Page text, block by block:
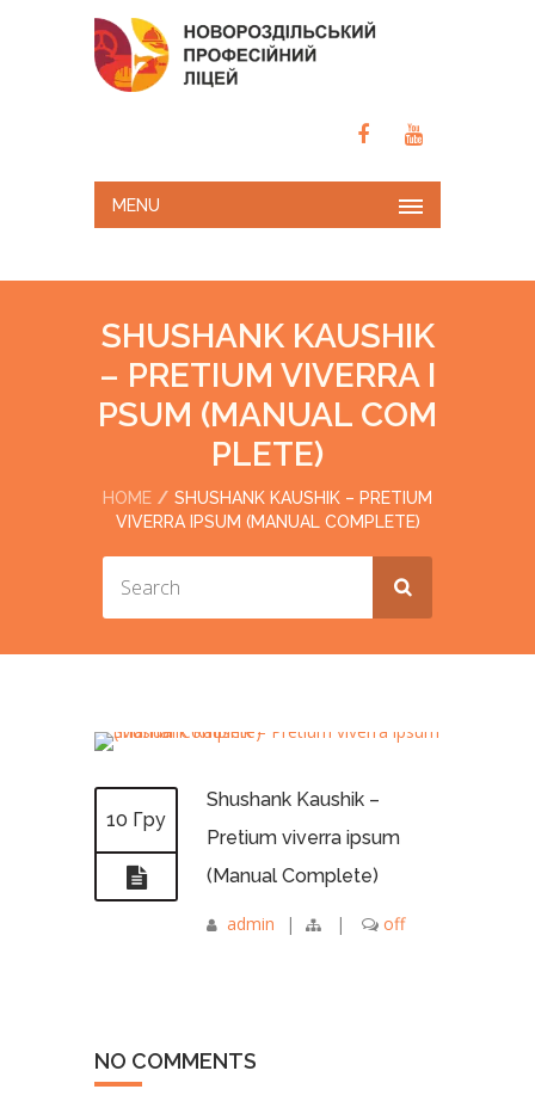
MENU
SHUSHANK KAUSHIK
– PRETIUM VIVERRA I
PSUM (MANUAL COM
PLETE)
HOME
SHUSHANK KAUSHIK – PRETIUM
VIVERRA IPSUM (MANUAL COMPLETE)
10 Гру
Shushank Kaushik –
Pretium viverra ipsum
(Manual Complete)
admin | | off
NO COMMENTS